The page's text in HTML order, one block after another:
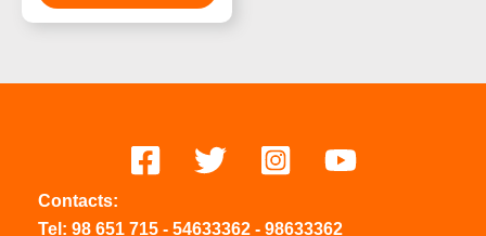
Contacts:
Tel: 98 651 715 - 54633362 - 98633362